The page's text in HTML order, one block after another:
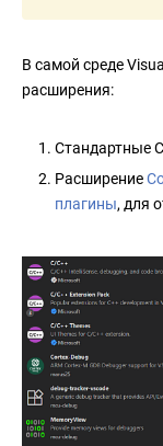
В самой среде
расширения:
Стандартные
Расширение
плагины, для